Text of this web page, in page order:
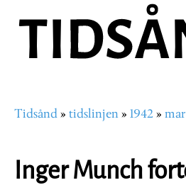
hovedinnhold
Navigasjonssti
Tidsånd tidslinjen 1942
Inger Munch